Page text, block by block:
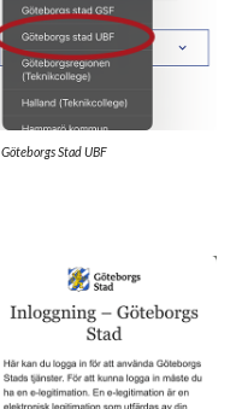
Göteborgs Stad UBF